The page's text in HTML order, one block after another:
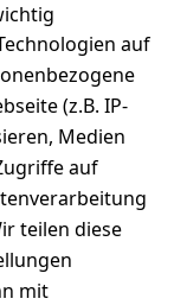
auf
(z.B. IP-
Medien
auf
teilen diese
mit